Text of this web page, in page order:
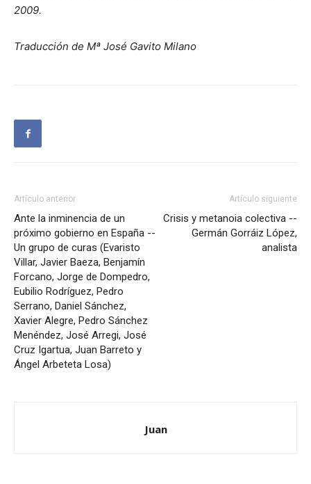
2009.
Traducción de Mª José Gavito Milano
Artículo anterior
Ante la inminencia de un
próximo gobierno en España --
Un grupo de curas (Evaristo
Villar, Javier Baeza, Benjamín
Forcano, Jorge de Dompedro,
Eubilio Rodríguez, Pedro
Serrano, Daniel Sánchez,
Xavier Alegre, Pedro Sánchez
Menéndez, José Arregi, José
Cruz Igartua, Juan Barreto y
Ángel Arbeteta Losa)
Artículo siguiente
Crisis y metanoia colectiva --
Germán Gorráiz López,
analista
Juan